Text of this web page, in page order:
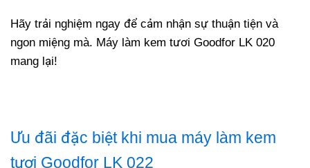
Hãy trải nghiệm ngay để cảm nhận sự thuận tiện và
ngon miệng mà. Máy làm kem tươi Goodfor LK 020
mang lại!
Ưu đãi đặc biệt khi mua máy làm kem
tươi Goodfor LK 022